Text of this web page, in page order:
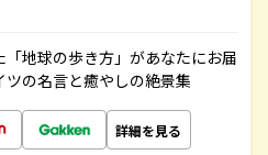
地球の歩き方」があなたにお届
の名言と癒やしの絶景集
詳細を見る